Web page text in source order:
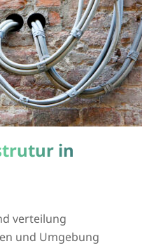
in
verteilung
und Umgebung